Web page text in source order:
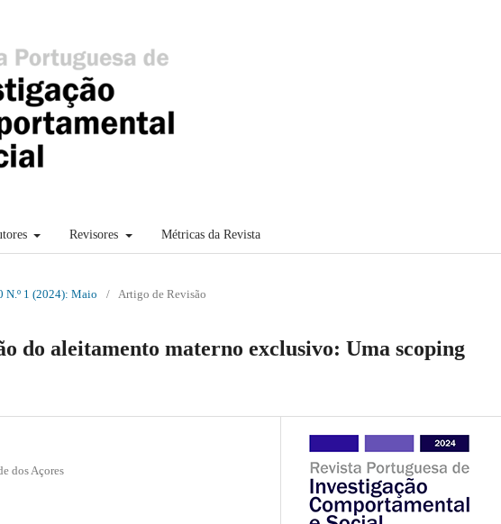
Revisores Métricas da Revista
N.º 1 (2024): Maio / Artigo de Revisão
do aleitamento materno exclusivo: Uma scoping
dos Açores